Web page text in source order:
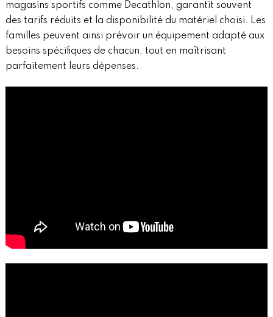
magasins sportifs comme Decathlon, garantit souvent
des tarifs réduits et la disponibilité du matériel choisi. Les
familles peuvent ainsi prévoir un équipement adapté aux
besoins spécifiques de chacun, tout en maîtrisant
parfaitement leurs dépenses.